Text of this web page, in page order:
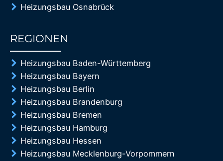
Heizungsbau Osnabrück
REGIONEN
Heizungsbau Baden-Württemberg
Heizungsbau Bayern
Heizungsbau Berlin
Heizungsbau Brandenburg
Heizungsbau Bremen
Heizungsbau Hamburg
Heizungsbau Hessen
Heizungsbau Mecklenburg-Vorpommern